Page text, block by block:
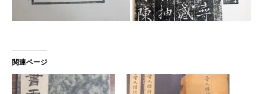
関連ページ